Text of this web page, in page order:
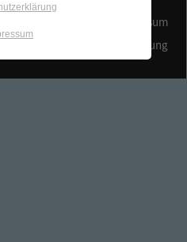
Impressum
Datenschutzerklärung